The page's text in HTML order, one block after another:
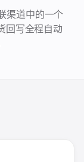
渠道中的一个
回写全程自动